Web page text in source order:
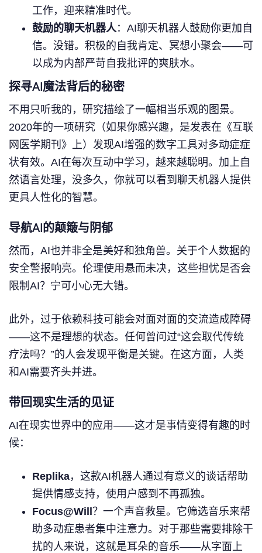
工作，迎来精准时代。
鼓励的聊天机器人：AI聊天机器人鼓励你更加自
信。没错。积极的自我肯定、冥想小聚会——可
以成为内部严苛自我批评的爽肤水。
探寻AI魔法背后的秘密
不用只听我的，研究描绘了一幅相当乐观的图景。
2020年的一项研究（如果你感兴趣，是发表在《互联
网医学期刊》上）发现AI增强的数字工具对多动症症
状有效。AI在每次互动中学习，越来越聪明。加上自
然语言处理，没多久，你就可以看到聊天机器人提供
更具人性化的智慧。
导航AI的颠簸与阴郁
然而，AI也并非全是美好和独角兽。关于个人数据的
安全警报响亮。伦理使用悬而未决，这些担忧是否会
限制AI？宁可小心无大错。
此外，过于依赖科技可能会对面对面的交流造成障碍
——这不是理想的状态。任何曾问过“这会取代传统
疗法吗？”的人会发现平衡是关键。在这方面，人类
和AI需要齐头并进。
带回现实生活的见证
AI在现实世界中的应用——这才是事情变得有趣的时
候：
Replika，这款AI机器人通过有意义的谈话帮助
提供情感支持，使用户感到不再孤独。
Focus@Will？一个声音救星。它筛选音乐来帮
助多动症患者集中注意力。对于那些需要排除干
扰的人来说，这就是耳朵的音乐——从字面上